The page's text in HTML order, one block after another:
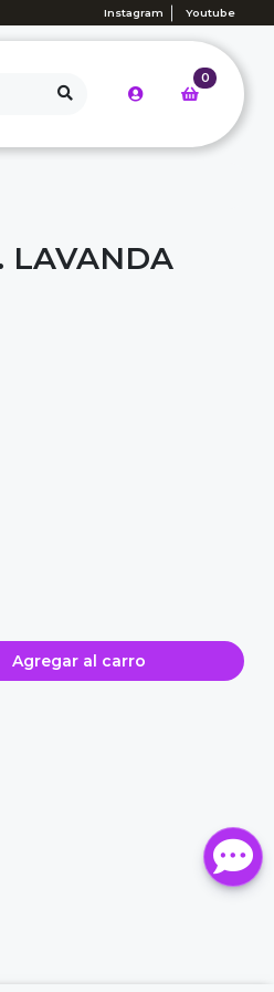
Instagram Youtube
0
LAVANDA
Agregar al carro